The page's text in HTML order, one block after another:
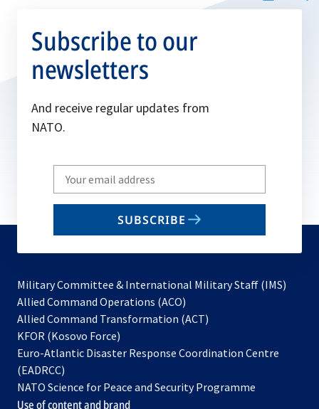
Subscribe to our
newsletters
And receive regular updates from
NATO.
Write
your
email
SUBSCRIBE
Military Committee & International Military Staff (IMS)
Allied Command Operations (ACO)
in
new
Allied Command Transformation (ACT)
a
tab
KFOR (Kosovo Force)
in
new
tab
Euro-Atlantic Disaster Response Coordination Centre
(EADRCC)
NATO Science for Peace and Security Programme
Use of content and brand